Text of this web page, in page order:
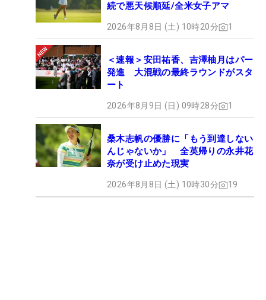
続で悪天候順延/全米女子アマ
2026年8月8日 (土) 10時20分 1
＜速報＞安田祐香、吉澤柚月はパー
発進 大混戦の最終ラウンドがスタ
ート
2026年8月9日 (日) 09時28分 1
桑木志帆の優勝に「もう到達しない
んじゃないか」 全英帰りの永井花
奈が受け止めた現実
2026年8月8日 (土) 10時30分 19